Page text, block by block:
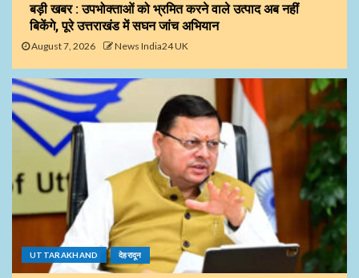
बड़ी खबर : उपभोक्ताओं को भ्रमित करने वाले उत्पाद अब नहीं
बिकेंगे, पूरे उत्तराखंड में सघन जांच अभियान
August 7, 2026 News India24 UK
UTTARAKHAND देहरादून